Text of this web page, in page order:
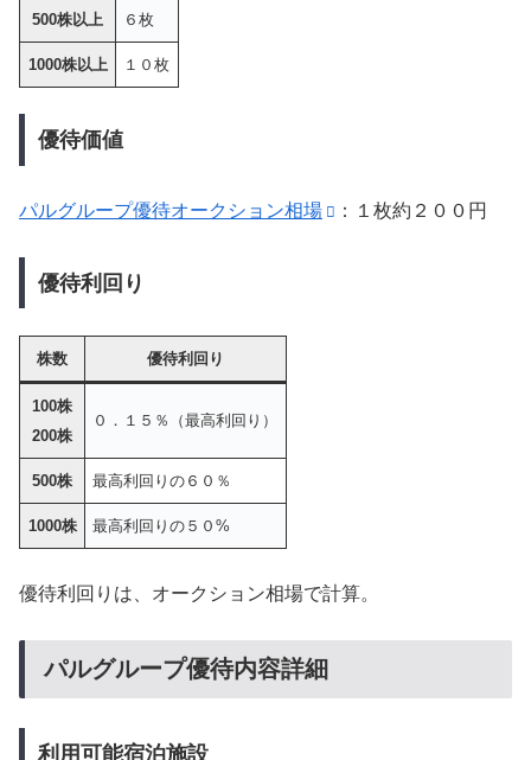
500株以上 ６枚
1000株以上 １０枚
優待価値
パルグループ優待オークション相場 ：１枚約２００円
優待利回り
株数 優待利回り
100株
200株
０．１５％（最高利回り）
500株 最高利回りの６０％
1000株 最高利回りの５０%
優待利回りは、オークション相場で計算。
パルグループ優待内容詳細
利用可能宿泊施設